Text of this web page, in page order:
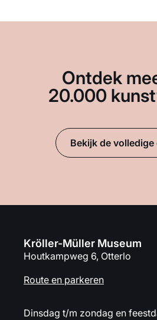
Ontdek
20.000
Bekijk de
Kröller-Müller Museum
Houtkampweg 6, Otterlo
Route en parkeren
Dinsdag t/m zondag en